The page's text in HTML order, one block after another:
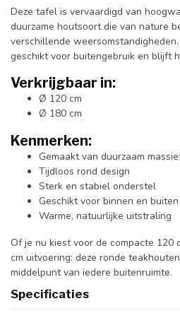
Deze tafel is vervaardigd van
duurzame houtsoort die van nature
verschillende
geschikt voor buitengebruik en blijft
Verkrijgbaar in:
Ø 120 cm
Ø 180 cm
Kenmerken:
Gemaakt van duurzaam
Tijdloos rond design
Sterk en stabiel onderstel
Geschikt voor binnen en buiten
Warme, natuurlijke uitstraling
Of je nu kiest voor de compacte 120
cm uitvoering: deze ronde
middelpunt van iedere buitenruimte.
Specificaties